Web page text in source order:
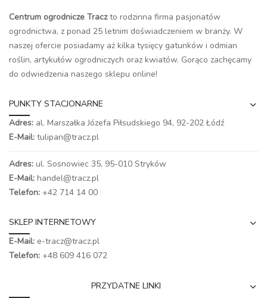
Centrum ogrodnicze Traczto rodzinna firma pasjonatów
ogrodnictwa, z ponad 25 letnim doświadczeniem w branży. W
naszej ofercie posiadamy aż kilka tysięcy gatunków i odmian
roślin, artykułów ogrodniczych oraz kwiatów. Gorąco zachęcamy
do odwiedzenia naszego sklepu online!
PUNKTY STACJONARNE
Adres: al. Marszałka Józefa Piłsudskiego 94, 92-202 Łódź
E-Mail: tulipan@tracz.pl
Adres: ul. Sosnowiec 35, 95-010 Stryków
E-Mail: handel@tracz.pl
Telefon: +42 714 14 00
SKLEP INTERNETOWY
E-Mail: e-tracz@tracz.pl
Telefon: +48 609 416 072
PRZYDATNE LINKI